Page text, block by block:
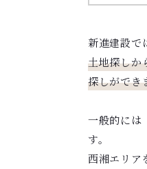
新進建設で
土地探しか
探しができ
一般的には
す。
西湘エリア